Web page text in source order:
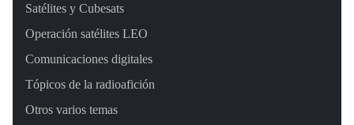
Satélites y Cubesats
Operación satélites LEO
Comunicaciones digitales
Tópicos de la radioafición
Otros varios temas